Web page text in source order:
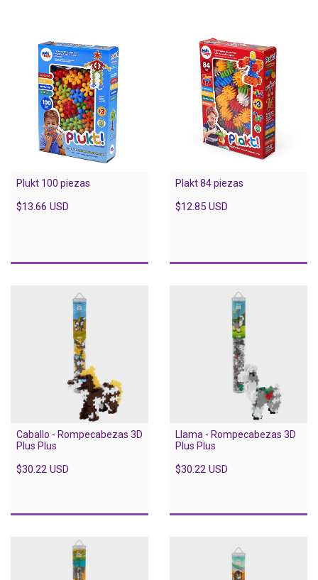
Plukt 100 piezas
$13.66 USD
Plakt 84 piezas
$12.85 USD
Caballo - Rompecabezas 3D
Plus Plus
$30.22 USD
Llama - Rompecabezas 3D
Plus Plus
$30.22 USD